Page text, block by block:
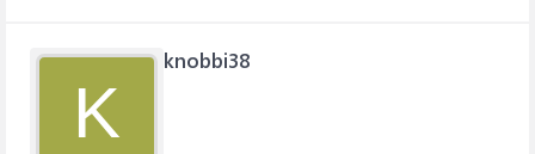
K
knobbi38